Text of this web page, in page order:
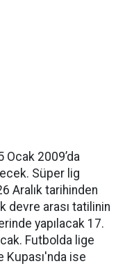
2009’da
Süper lig
Aralık tarihinden
devre arası tatilinin
yapılacak 17.
Futbolda lige
Kupası'nda ise